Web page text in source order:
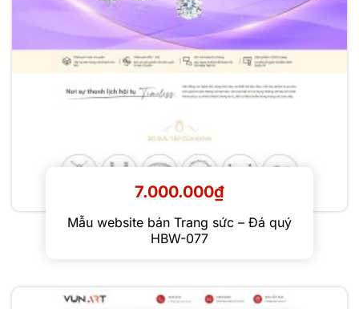
Mẫu website bán Trang sức – Đá quý
HBW-077
7.000.000₫